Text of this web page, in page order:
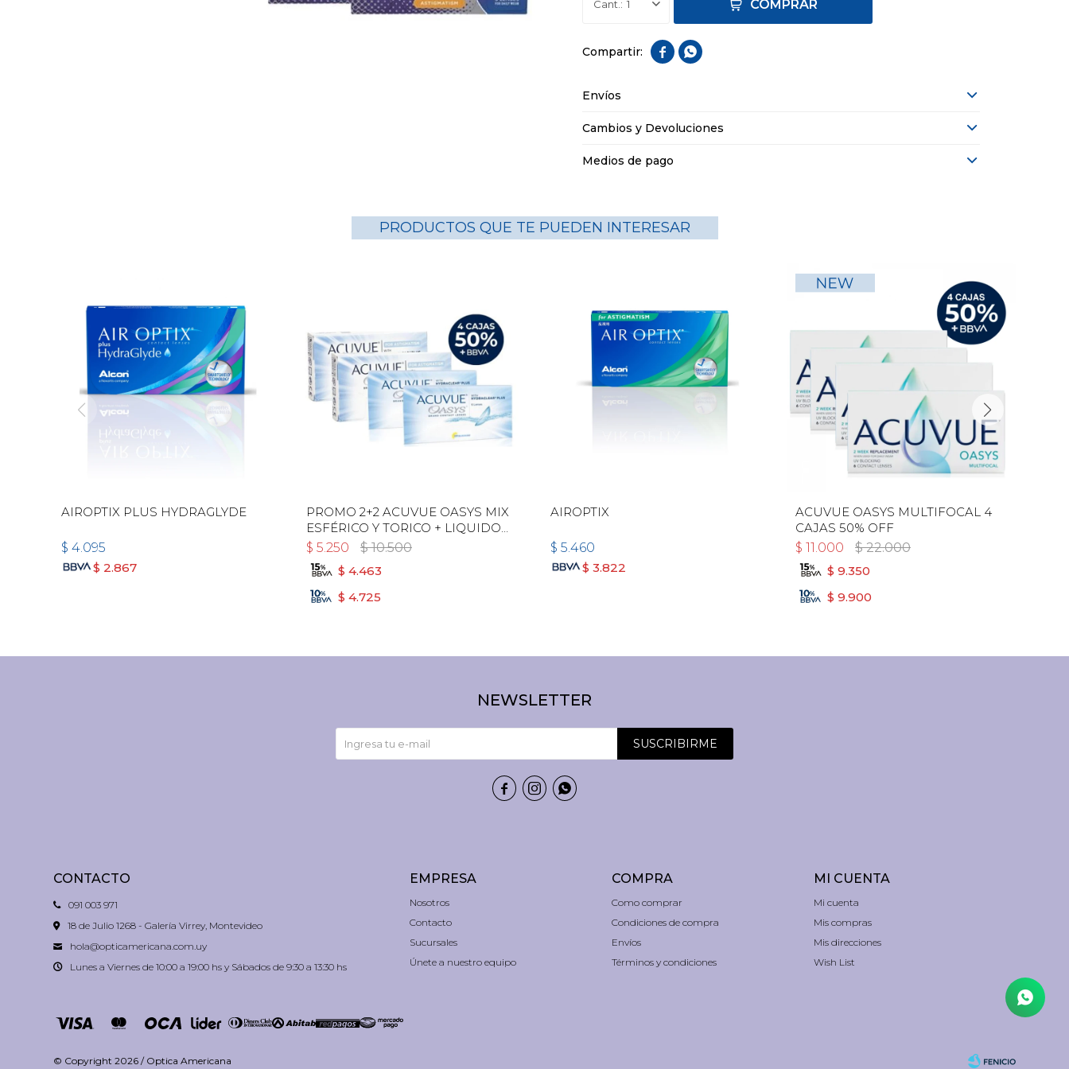
1 COMPRAR
 
Envíos
Cambios y Devoluciones
Medios de pago
PRODUCTOS QUE TE PUEDEN INTERESAR
AIROPTIX PLUS HYDRAGLYDE
$ 4.095
$ 2.867
PROMO 2+2 ACUVUE OASYS MIX
ESFÉRICO Y TORICO + LIQUIDO
ARLYT!
$ 5.250 $ 10.500
$ 4.463
$ 4.725
AIROPTIX
$ 5.460
$ 3.822
ACUVUE OASYS MULTIFOCAL 4
CAJAS 50% OFF
$ 11.000 $ 22.000
$ 9.350
$ 9.900
CONTACTO
091 003 971
18 de Julio 1268 - Galería Virrey, Montevideo
hola@opticamericana.com.uy
Lunes a Viernes de 10:00 a 19:00 hs y Sábados de 9:30 a 13:30 hs
EMPRESA
Nosotros
Contacto
Sucursales
Únete a nuestro equipo
COMPRA
Como comprar
Condiciones de compra
Envíos
Términos y condiciones
MI CUENTA
Mi cuenta
Mis compras
Mis direcciones
Wish List
NEWSLETTER
SUSCRIBIRME
  
© Copyright 2026 / Optica Americana